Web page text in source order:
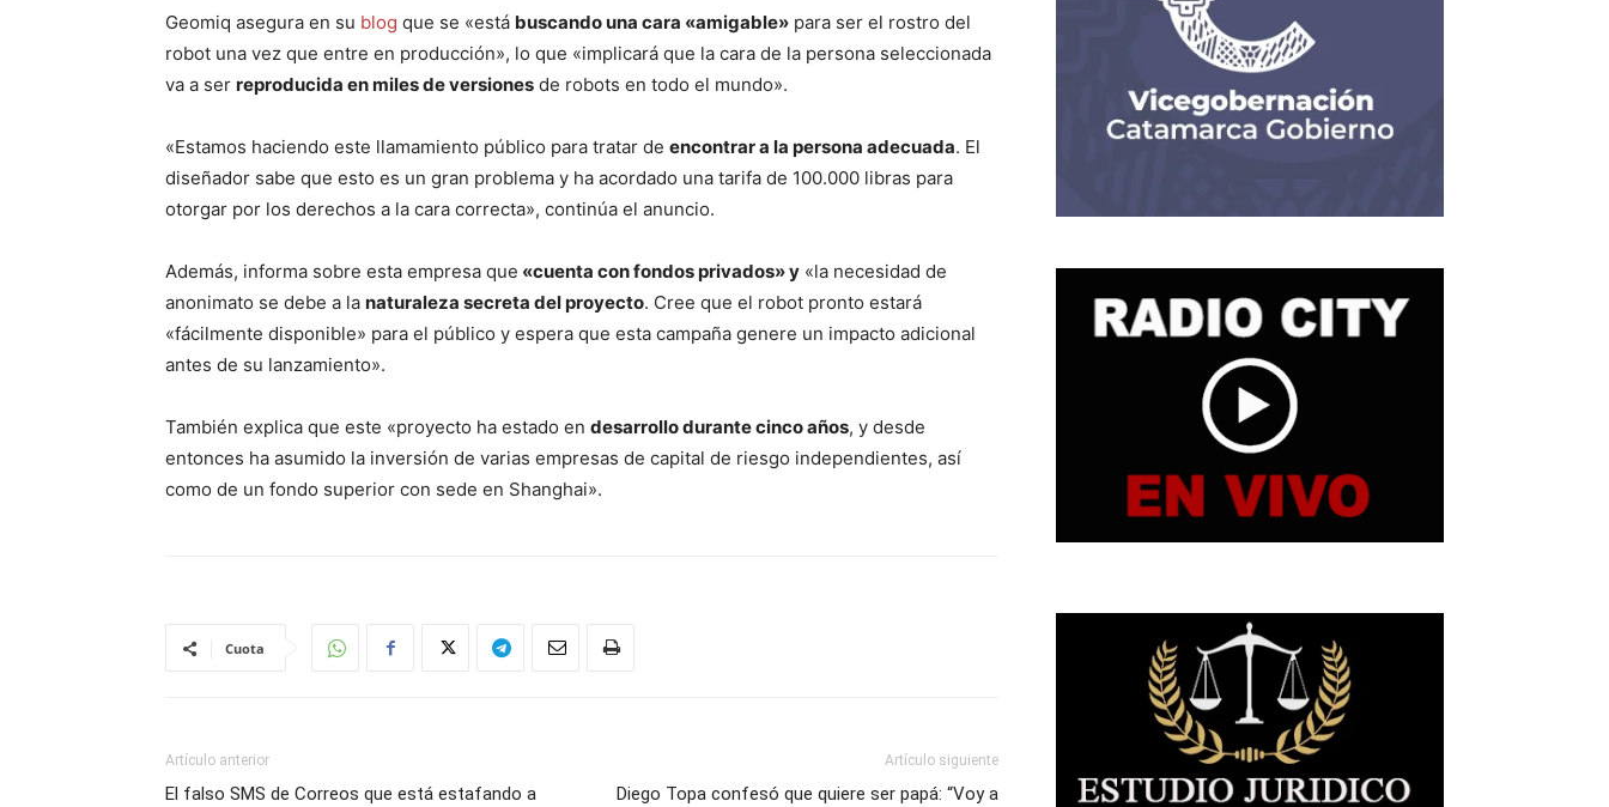
Geomiq asegura en su blog que se «está buscando una cara «amigable» para ser el rostro del
robot una vez que entre en producción», lo que «implicará que la cara de la persona seleccionada
va a ser reproducida en miles de versiones de robots en todo el mundo».
«Estamos haciendo este llamamiento público para tratar de encontrar a la persona adecuada. El
diseñador sabe que esto es un gran problema y ha acordado una tarifa de 100.000 libras para
otorgar por los derechos a la cara correcta», continúa el anuncio.
Además, informa sobre esta empresa que «cuenta con fondos privados» y «la necesidad de
anonimato se debe a la naturaleza secreta del proyecto. Cree que el robot pronto estará
«fácilmente disponible» para el público y espera que esta campaña genere un impacto adicional
antes de su lanzamiento».
También explica que este «proyecto ha estado en desarrollo durante cinco años, y desde
entonces ha asumido la inversión de varias empresas de capital de riesgo independientes, así
como de un fondo superior con sede en Shanghai».
Cuota
Artículo anterior
El falso SMS de Correos que está estafando a
Artículo siguiente
Diego Topa confesó que quiere ser papá: “Voy a